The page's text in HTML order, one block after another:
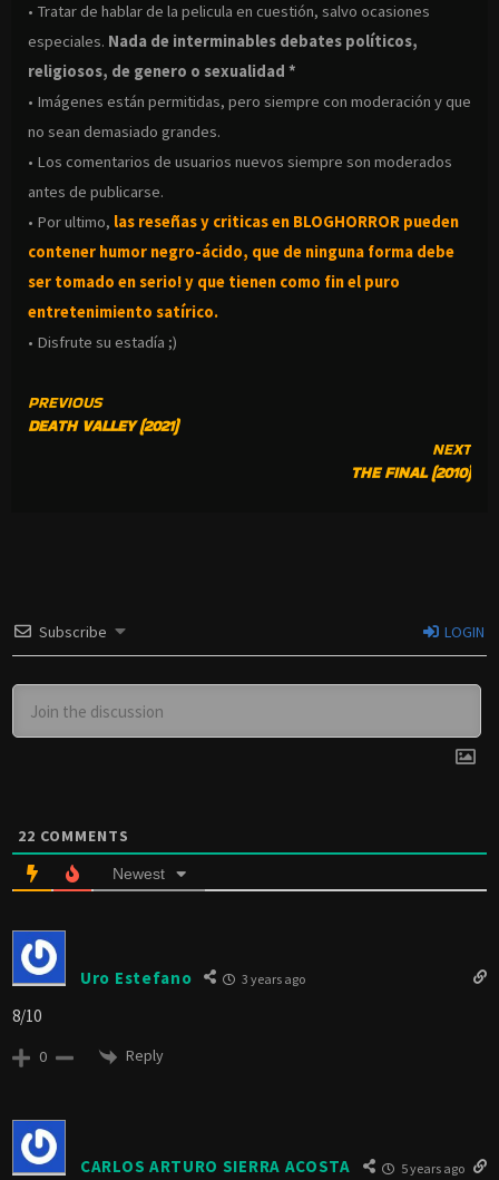
• Tratar de hablar de la pelicula en cuestión, salvo ocasiones
especiales. Nada de interminables debates políticos,
religiosos, de genero o sexualidad *
• Imágenes están permitidas, pero siempre con moderación y que
no sean demasiado grandes.
• Los comentarios de usuarios nuevos siempre son moderados
antes de publicarse.
• Por ultimo, las reseñas y criticas en BLOGHORROR pueden
contener humor negro-ácido, que de ninguna forma debe
ser tomado en serio! y que tienen como fin el puro
entretenimiento satírico.
• Disfrute su estadía ;)
CONTINUE
READING
PREVIOUS
DEATH VALLEY (2021)
NEXT
THE FINAL (2010)
Subscribe LOGIN
22 COMMENTS
Newest
Uro Estefano 3 years ago
8/10
0 Reply
CARLOS ARTURO SIERRA ACOSTA 5 years ago